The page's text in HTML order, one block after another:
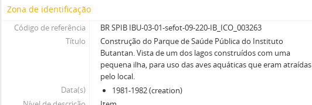
Zona de identificação
Código de referência
BR SPIB IBU-03-01-sefot-09-220-IB_ICO_003263
Título
Construção do Parque de Saúde Pública do Instituto
Butantan. Vista de um dos lagos construídos com uma
pequena ilha, para uso das aves aquáticas que eram atraídas
pelo local.
Data(s)
1981-1982 (creation)